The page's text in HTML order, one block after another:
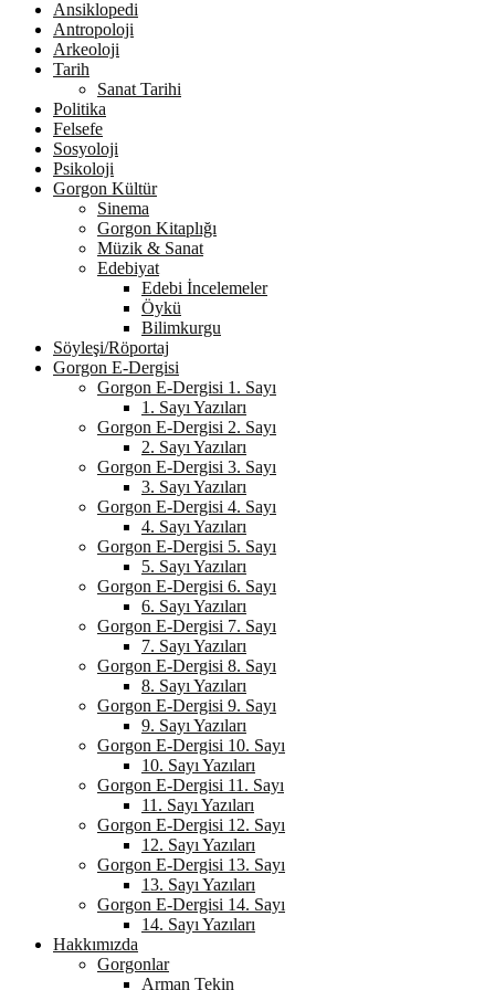
Ansiklopedi
Antropoloji
Arkeoloji
Tarih
Sanat Tarihi
Politika
Felsefe
Sosyoloji
Psikoloji
Gorgon Kültür
Sinema
Gorgon Kitaplığı
Müzik & Sanat
Edebiyat
Edebi İncelemeler
Öykü
Bilimkurgu
Söyleşi/Röportaj
Gorgon E-Dergisi
Gorgon E-Dergisi 1. Sayı
1. Sayı Yazıları
Gorgon E-Dergisi 2. Sayı
2. Sayı Yazıları
Gorgon E-Dergisi 3. Sayı
3. Sayı Yazıları
Gorgon E-Dergisi 4. Sayı
4. Sayı Yazıları
Gorgon E-Dergisi 5. Sayı
5. Sayı Yazıları
Gorgon E-Dergisi 6. Sayı
6. Sayı Yazıları
Gorgon E-Dergisi 7. Sayı
7. Sayı Yazıları
Gorgon E-Dergisi 8. Sayı
8. Sayı Yazıları
Gorgon E-Dergisi 9. Sayı
9. Sayı Yazıları
Gorgon E-Dergisi 10. Sayı
10. Sayı Yazıları
Gorgon E-Dergisi 11. Sayı
11. Sayı Yazıları
Gorgon E-Dergisi 12. Sayı
12. Sayı Yazıları
Gorgon E-Dergisi 13. Sayı
13. Sayı Yazıları
Gorgon E-Dergisi 14. Sayı
14. Sayı Yazıları
Hakkımızda
Gorgonlar
Arman Tekin